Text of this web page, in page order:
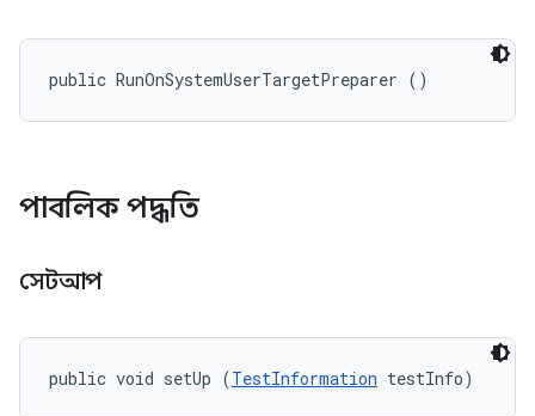
public RunOnSystemUserTargetPreparer ()
পাবলিক পদ্ধতি
সেটআপ
public void setUp (TestInformation testInfo)